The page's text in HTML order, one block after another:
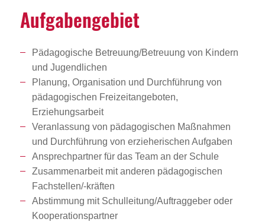
Aufga­ben­ge­biet
Pädagogische Betreuung/Betreuung von Kindern
und Jugendlichen
Planung, Organisation und Durchführung von
pädagogischen Freizeitangeboten,
Erziehungsarbeit
Veranlassung von pädagogischen Maßnahmen
und Durchführung von erzieherischen Aufgaben
Ansprechpartner für das Team an der Schule
Zusammenarbeit mit anderen pädagogischen
Fachstellen/-kräften
Abstimmung mit Schulleitung/Auftraggeber oder
Kooperationspartner